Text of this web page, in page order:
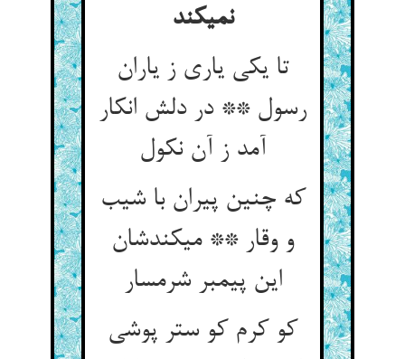
نمی‏کند
تا یکی یاری ز یاران
رسول ** در دلش انکار
آمد ز آن نکول‏
که چنین پیران با شیب
و وقار ** می‏کندشان
این پیمبر شرمسار
کو کرم کو ستر پوشی